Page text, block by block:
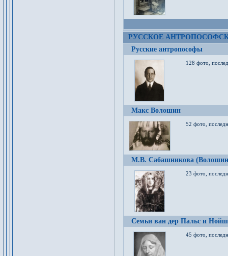
РУССКОЕ
Русские антропософы
128 фото,
Макс Волошин
52 фото,
М.В. Сабашникова
23 фото,
Семьи ван дер Пальс и
45 фото,